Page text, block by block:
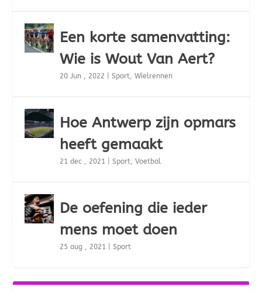
Een korte samenvatting:
Wie is Wout Van Aert?
20 Jun , 2022 |Sport,Wielrennen
Hoe Antwerp zijn opmars
heeft gemaakt
21 dec , 2021 |Sport,Voetbal
De oefening die ieder
mens moet doen
25 aug , 2021 |Sport